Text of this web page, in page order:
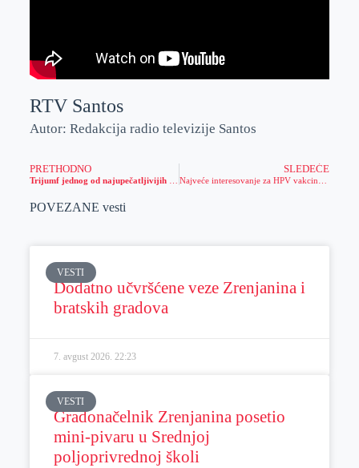
RTV Santos
Autor: Redakcija radio televizije Santos
PRETHODNO SLEDEĆE
POVEZANE vesti
VESTI
Dodatno učvršćene veze Zrenjanina i
bratskih gradova
7. avgust 2026. 22:23
VESTI
Gradonačelnik Zrenjanina posetio
mini-pivaru u Srednjoj
poljoprivrednoj školi